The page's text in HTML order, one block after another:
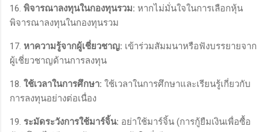
16. พิจารณาลงทุนในกองทุนรวม: หากไม่มั่นใจในการเลือกหุ้น
พิจารณาลงทุนในกองทุนรวม
17. หาความรู้จากผู้เชี่ยวชาญ: เข้าร่วมสัมมนาหรือฟังบรรยายจาก
ผู้เชี่ยวชาญด้านการลงทุน
18. ใช้เวลาในการศึกษา: ใช้เวลาในการศึกษาและเรียนรู้เกี่ยวกับ
การลงทุนอย่างต่อเนื่อง
19. ระมัดระวังการใช้มาร์จิ้น: อย่าใช้มาร์จิ้น (การกู้ยืมเงินเพื่อซื้อ